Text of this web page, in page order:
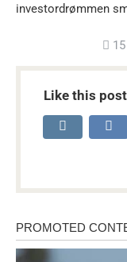
investordrømmen
Like this